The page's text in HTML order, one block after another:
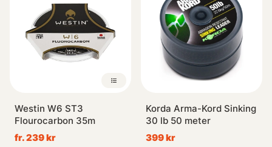
Westin W6 ST3
Flourocarbon 35m
fr. 239 kr
Korda Arma-Kord Sinking
30 lb 50 meter
399 kr